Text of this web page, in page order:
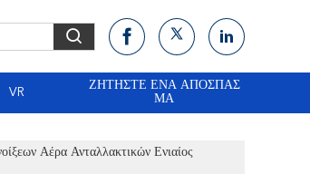
VR
ΖΗΤΉΣΤΕ ΈΝΑ ΑΠΌΣΠΑΣ
ΜΑ
Αέρα Ανταλλακτικών Ενιαίος